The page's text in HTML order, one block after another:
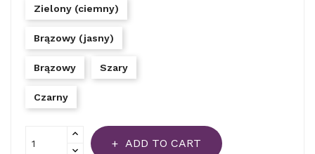
Zielony (ciemny)
Brązowy (jasny)
Brązowy Szary
Czarny
ADD TO CART